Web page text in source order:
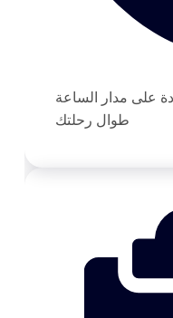
على مدار الساعة
طوال رحلتك